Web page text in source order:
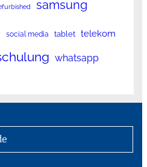
samsung
social media tablet telekom
whatsapp